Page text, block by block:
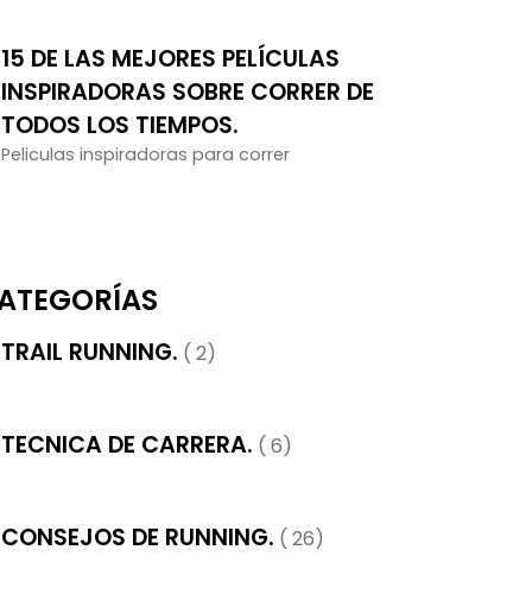
15 DE LAS MEJORES PELÍCULAS
INSPIRADORAS SOBRE CORRER DE
TODOS LOS TIEMPOS.
Peliculas inspiradoras para correr
TRAIL RUNNING. ( 2)
TECNICA DE CARRERA. ( 6)
CONSEJOS DE RUNNING. ( 26)